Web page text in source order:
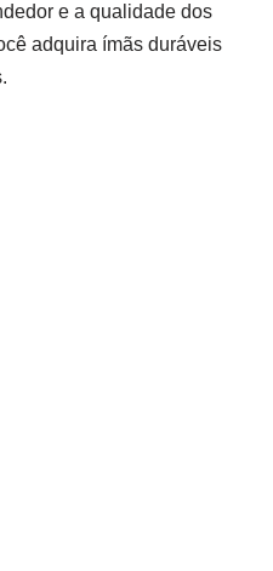
e a qualidade dos
adquira ímãs duráveis